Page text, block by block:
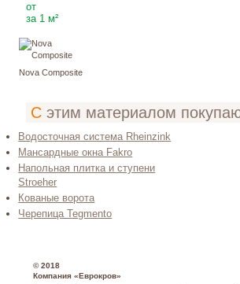
от
за 1 м²
Nova Composite
С этим материалом
Водосточная система Rheinzink
Мансардные окна Fakro
Напольная плитка и ступени
Stroeher
Кованые ворота
Черепица Tegmento
© 2018
Компания «Еврокров»